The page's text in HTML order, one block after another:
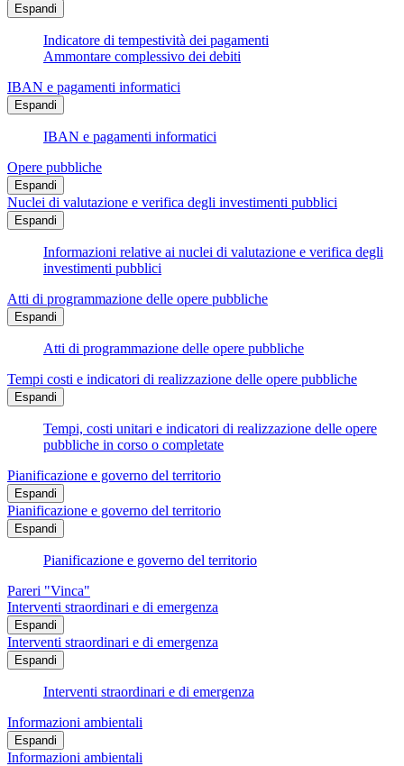
Espandi
Indicatore di tempestività dei pagamenti
Ammontare complessivo dei debiti
IBAN e pagamenti informatici
Espandi
IBAN e pagamenti informatici
Opere pubbliche
Espandi
Nuclei di valutazione e verifica degli investimenti pubblici
Espandi
Informazioni relative ai nuclei di valutazione e verifica degli
investimenti pubblici
Atti di programmazione delle opere pubbliche
Espandi
Atti di programmazione delle opere pubbliche
Tempi costi e indicatori di realizzazione delle opere pubbliche
Espandi
Tempi, costi unitari e indicatori di realizzazione delle opere
pubbliche in corso o completate
Pianificazione e governo del territorio
Espandi
Pianificazione e governo del territorio
Espandi
Pianificazione e governo del territorio
Pareri "Vinca"
Interventi straordinari e di emergenza
Espandi
Interventi straordinari e di emergenza
Espandi
Interventi straordinari e di emergenza
Informazioni ambientali
Espandi
Informazioni ambientali